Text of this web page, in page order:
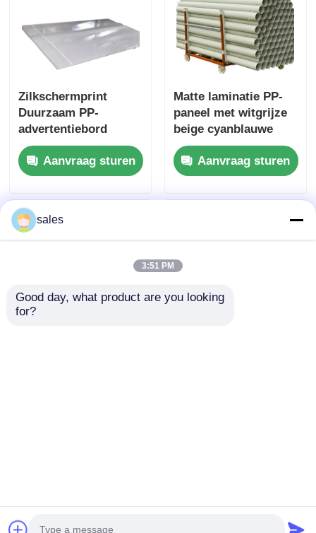
Zilkschermprint
Duurzaam PP-
advertentiebord
Geschikt voor
winkelschermen,
tentoonstellingen en
Aanvraag sturen
Matte laminatie PP-
paneel met witgrijze
beige cyanblauwe
kleurenopties
geschikt voor
professionele
Aanvraag sturen
sales
3:51 PM
Good day, what product are you looking
for?